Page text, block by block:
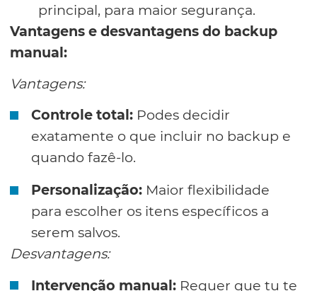
principal, para maior segurança.
Vantagens e desvantagens do backup
manual:
Vantagens:
Controle total: Podes decidir
exatamente o que incluir no backup e
quando fazê-lo.
Personalização: Maior flexibilidade
para escolher os itens específicos a
serem salvos.
Desvantagens:
Intervenção manual: Requer que tu te